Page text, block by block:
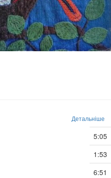
Детальніше
5:05
1:53
6:51